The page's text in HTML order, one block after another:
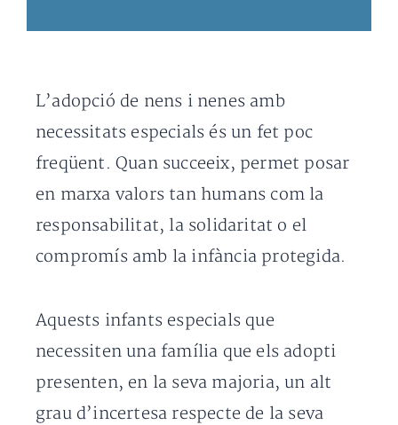
L’adopció de nens i nenes amb
necessitats especials és un fet poc
freqüent. Quan succeeix, permet posar
en marxa valors tan humans com la
responsabilitat, la solidaritat o el
compromís amb la infància protegida.
Aquests infants especials que
necessiten una família que els adopti
presenten, en la seva majoria, un alt
grau d’incertesa respecte de la seva